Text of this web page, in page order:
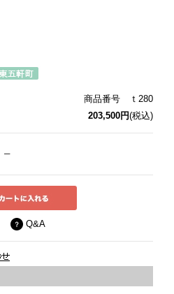
商品番号 ｔ280
203,500円(税込)
Q&A